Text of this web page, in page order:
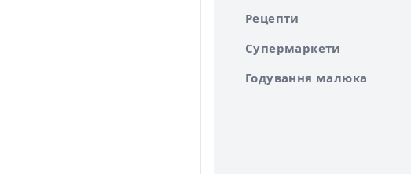
Рецепти
Супермаркети
Годування малюка